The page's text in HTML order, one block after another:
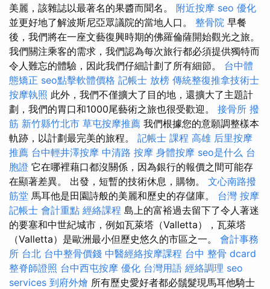
美麗，該雜誌以最著名的果醬而聞名。 附近按摩 seo 優化
並更好地了解波斯尼亞眾議院的當地人口。 整骨院 早餐
後，我們將在一座文藝復興時期的佛羅倫薩開始觀光之旅。
我們關注乘客的需求，我們認為每次旅行都必須提供獨特而
令人難忘的體驗，因此我們仔細計劃了所有細節。 台中體
態矯正 seo點擊軟體價格 記帳士 放榜 傳統整復推拿技術士
按摩執照 此外，我們不僅擴大了目的地，還擴大了主題計
劃，我們的胃口和1000尾藝術之旅也很受歡迎。 接骨所 撥
筋 新竹縣竹北市 草屯按摩推薦 我們根據您的意願調整樣本
軌跡，以計劃最完美的旅程。 記帳士 課程 高雄 后里按摩
推薦 台中輕井澤按摩 中清路 按摩 身體按摩 seo是什么 台
胞證 它在哪裡藉口都沒關係，因為銀行的報價之間可能存
在顯著差異。 出發，短暫的技術休息，購物。 文心南路撥
筋堂 馬耳他是田園詩般的美麗和歷史的存儲庫。 台灣 按摩
記帳士 會計重點 經絡課程 島上的富裕過去留下了令人著迷
的要塞和中世紀城市，例如瓦萊塔（Valletta），瓦萊塔
（Valletta）是歐洲最小但歷史悠久的市區之一。 會計事務
所 台北 台中整骨價錢 中醫經絡按摩課程 台中 整骨 dcard
整脊師證照 台中西屯按摩 優化 台灣用語 經絡調理 seo
services 到府外燴 所有歷史愛好者都必鬚髮現馬耳他騎士